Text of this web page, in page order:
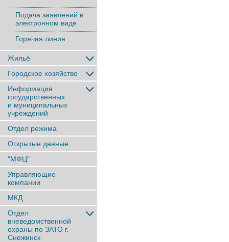
Подача заявлений в
электронном виде
Горячая линия
Жильё
Городское хозяйство
Информация
государственных
и муниципальных
учреждений
Отдел режима
Открытые данные
"МФЦ"
Управляющие
компании
МКД
Отдел
вневедомственной
охраны по ЗАТО г.
Снежинск